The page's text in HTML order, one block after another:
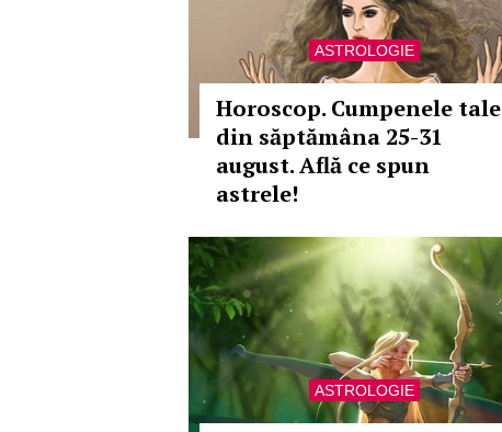
ASTROLOGIE
Horoscop. Cumpenele tale
din săptămâna 25-31
august. Află ce spun
astrele!
ASTROLOGIE